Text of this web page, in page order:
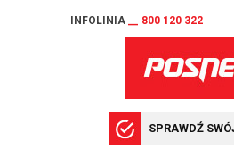
INFOLINIA __ 800 120 322
SPRAWDŹ